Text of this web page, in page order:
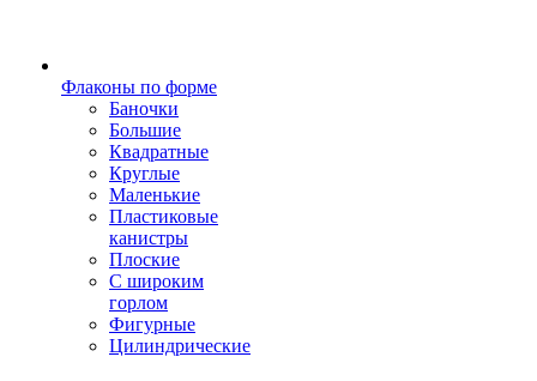
Флаконы по форме
Баночки
Большие
Квадратные
Круглые
Маленькие
Пластиковые
канистры
Плоские
С широким
горлом
Фигурные
Цилиндрические